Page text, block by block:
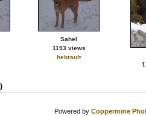
Sahel
1193 views
hebrault
Powered by Coppermine